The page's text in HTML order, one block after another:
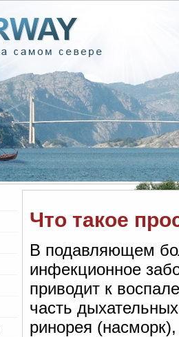
Что такое
В подавляющем
инфекционное
приводит к
часть
ринорея